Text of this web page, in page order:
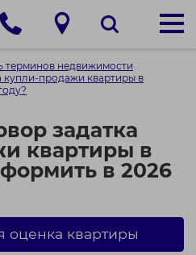
терминов недвижимости
купли-продажи квартиры в
задатка
квартиры в
в 2026
оценка квартиры